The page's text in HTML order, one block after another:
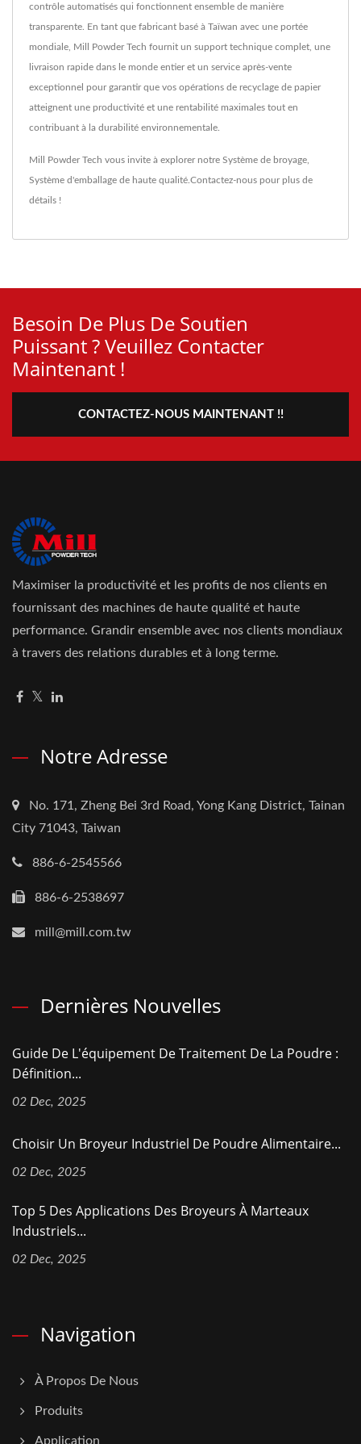
contrôle automatisés qui fonctionnent ensemble de manière
transparente. En tant que fabricant basé à Taïwan avec une portée
mondiale, Mill Powder Tech fournit un support technique complet, une
livraison rapide dans le monde entier et un service après-vente
exceptionnel pour garantir que vos opérations de recyclage de papier
atteignent une productivité et une rentabilité maximales tout en
contribuant à la durabilité environnementale.
Mill Powder Tech vous invite à explorer notre Système de broyage
Système d'emballage de haute qualité. Contactez-nous pour plus de
détails !
Besoin De Plus De Soutien
Puissant ? Veuillez Contacter
Maintenant !
CONTACTEZ-NOUS MAINTENANT !!
Maximiser la productivité et les profits de nos clients en
fournissant des machines de haute qualité et haute
performance. Grandir ensemble avec nos clients mondiaux
à travers des relations durables et à long terme.
Notre Adresse
No. 171, Zheng Bei 3rd Road, Yong Kang District, Tainan
City 71043, Taiwan
886-6-2545566
886-6-2538697
mill@mill.com.tw
Dernières Nouvelles
Guide De L'équipement De Traitement De La Poudre :
Définition...
02 Dec, 2025
Choisir Un Broyeur Industriel De Poudre Alimentaire...
02 Dec, 2025
Top 5 Des Applications Des Broyeurs À Marteaux
Industriels...
02 Dec, 2025
Navigation
À Propos De Nous
Produits
Application